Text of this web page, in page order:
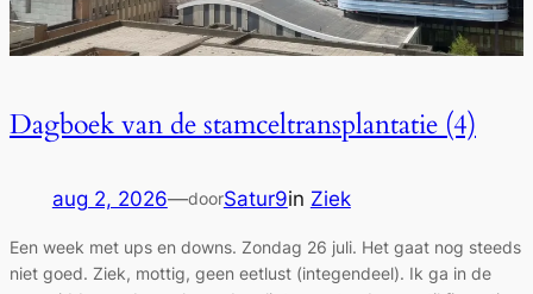
Dagboek van de stamceltransplantatie (4)
aug 2, 2026—doorSatur9in Ziek
Een week met ups en downs. Zondag 26 juli. Het gaat nog steeds
niet goed. Ziek, mottig, geen eetlust (integendeel). Ik ga in de